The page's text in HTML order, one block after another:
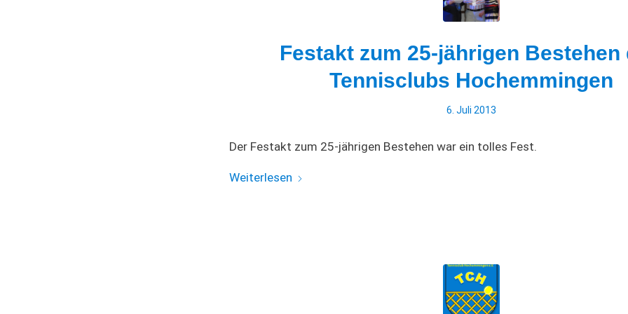
Festakt zum 25-jährigen Bestehen
Tennisclubs Hochemmingen
6. Juli 2013
Der Festakt zum 25-jährigen Bestehen war ein tolles Fest.
Weiterlesen